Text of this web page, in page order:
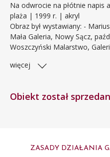
Na odwrocie na płótnie napis
plaża | 1999 r. | akryl
Obraz był wystawiany: -
Mała Galeria, Nowy Sącz,
Woszczyński Malarstwo,
Woszczyński, Galeria Aula
2005.
więcej
Obiekt został
ZASADY DZIAŁANIA